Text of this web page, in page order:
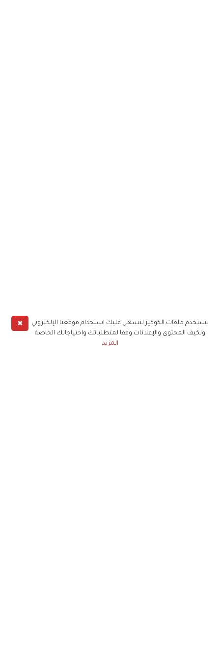
✖
نستخدم ملفات الكوكيز لنسهل عليك استخدام موقعنا الإلكتروني
ونكيف المحتوى والإعلانات وفقا لمتطلباتك واحتياجاتك الخاصة
المزيد